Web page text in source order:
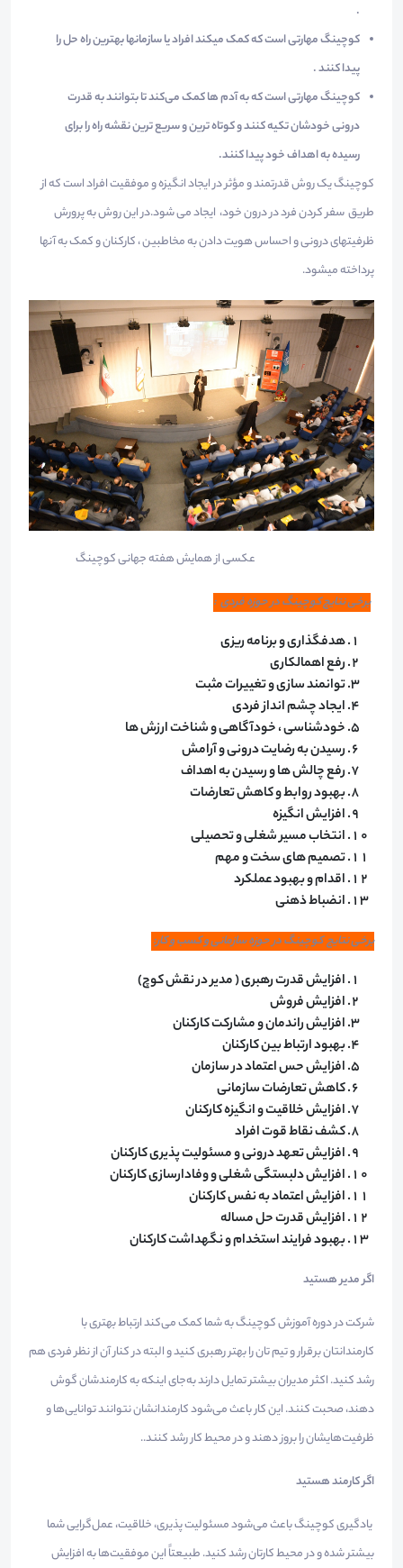
.
کوچینگ مهارتی است که کمک میکند افراد یا سازمانها بهترین راه حل را
پیدا کنند .
کوچینگ مهارتی است که به آدم ها کمک می‌کند تا بتوانند به قدرت
درونی خودشان تکیه کنند و کوتاه ترین و سریع ترین نقشه راه را برای
رسیده به اهداف خود پیدا کنند.
کوچینگ یک روش قدرتمند و مؤثر در ایجاد انگیزه و موفقیت افراد است که از
طریق سفر کردن فرد در درون خود، ایجاد می شود.در این روش به پرورش
ظرفیتهای درونی و احساس هویت دادن به مخاطبین ، کارکنان و کمک به آنها
پرداخته میشود.
عکسی از همایش هفته جهانی کوچینگ
برخی نتایج کوچینگ در حوزه فردی :
هدفگذاری و برنامه ریزی
رفع اهمالکاری
توانمند سازی و تغییرات مثبت
ایجاد چشم انداز فردی
خودشناسی ، خودآگاهی و شناخت ارزش ها
رسیدن به رضایت درونی و آرامش
رفع چالش ها و رسیدن به اهداف
بهبود روابط و کاهش تعارضات
افزایش انگیزه
انتخاب مسیر شغلی و تحصیلی
تصمیم های سخت و مهم
اقدام و بهبود عملکرد
انضباط ذهنی
برخی نتایج کوچینگ در حوزه سازمانی و کسب و ‌کار:
افزایش قدرت رهبری ( مدیر در نقش کوچ)
افزایش فروش
افزایش راندمان و مشارکت کارکنان
بهبود ارتباط بین کارکنان
افزایش حس اعتماد در سازمان
کاهش تعارضات سازمانی
افزایش خلاقیت و انگیزه کارکنان
کشف نقاط قوت افراد
افزایش تعهد درونی و مسئولیت پذیری کارکنان
افزایش دلبستگی شغلی و وفادارسازی کارکنان
افزایش اعتماد به نفس کارکنان
افزایش قدرت حل مساله
بهبود فرایند استخدام و نگهداشت کارکنان
اگر مدیر هستید
شرکت در دوره آموزش کوچینگ به شما کمک می‌کند ارتباط بهتری با
کارمندانتان برقرار و تیم تان را بهتر رهبری کنید و البته در کنار آن از نظر فردی هم
رشد کنید. اکثر مدیران بیشتر تمایل دارند به‌جای اینکه به کارمندشان گوش
دهند، صحبت کنند. این کار باعث می‌شود کارمندانشان نتوانند توانایی‌ها و
ظرفیت‌هایشان را بروز دهند و در محیط کار رشد کنند..
اگر کارمند هستید
یادگیری کوچینگ باعث می‌شود مسئولیت پذیری، خلاقیت، عمل‌گرایی شما
بیشتر شده و در محیط کارتان رشد کنید. طبیعتاً این موفقیت‌ها به افزایش